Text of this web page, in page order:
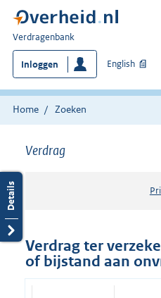
U
bent
hier:
Verdragenbank
Inloggen English
Home Zoeken
Verdrag
Verdrag ter
of bijstand aan